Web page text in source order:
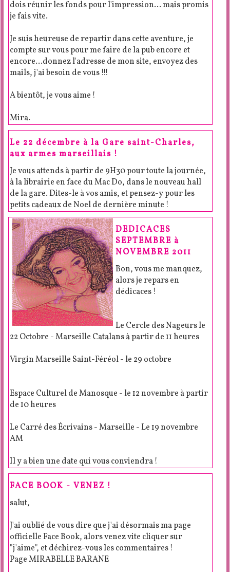
dois réunir les fonds pour l'impression... mais promis
je fais vite.
Je suis heureuse de repartir dans cette aventure, je
compte sur vous pour me faire de la pub encore et
encore...donnez l'adresse de mon site, envoyez des
mails, j'ai besoin de vous !!!
A bientôt, je vous aime !
Mira.
Le 22 décembre à la Gare saint-Charles,
aux armes marseillais !
Je vous attends à partir de 9H30 pour toute la journée,
à la librairie en face du Mac Do, dans le nouveau hall
de la gare. Dites-le à vos amis, et pensez-y pour les
petits cadeaux de Noel de dernière minute !
DEDICACES
SEPTEMBRE à
NOVEMBRE 2011
Bon, vous me manquez,
alors je repars en
dédicaces !
Le Cercle des Nageurs le
22 Octobre - Marseille Catalans à partir de 11 heures
Virgin Marseille Saint-Féréol - le 29 octobre
Espace Culturel de Manosque - le 12 novembre à partir
de 10 heures
Le Carré des Écrivains - Marseille - Le 19 novembre
AM
Il y a bien une date qui vous conviendra !
FACE BOOK - VENEZ !
salut,
J'ai oublié de vous dire que j'ai désormais ma page
officielle Face Book, alors venez vite cliquer sur
"j'aime", et déchirez-vous les commentaires !
Page MIRABELLE BARANE